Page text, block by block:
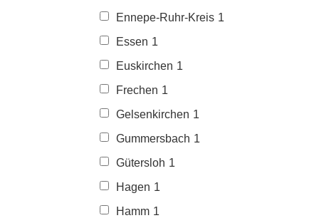
Ennepe-Ruhr-Kreis 1
Essen 1
Euskirchen 1
Frechen 1
Gelsenkirchen 1
Gummersbach 1
Gütersloh 1
Hagen 1
Hamm 1